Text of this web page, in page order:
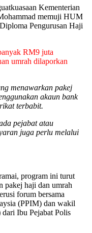
Kementerian
memuji HUM
Pengurusan Haji
RM9 juta
umrah dilaporkan
menawarkan pakej
akaun bank
terbabit.
pejabat atau
juga perlu melalui
program ini turut
pakej haji dan umrah
forum bersama
(PPIM) dan wakil
Ibu Pejabat Polis